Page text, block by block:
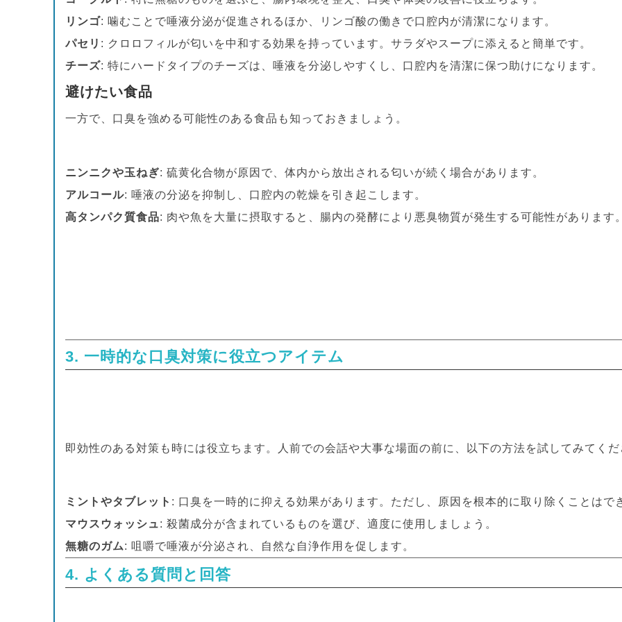
リンゴ: 噛むことで唾液分泌が促進されるほか、リンゴ酸の働きで口腔内が清潔になります。
パセリ : クロロフィルが匂いを中和する効果を持っています。サラダやスープに添えると簡単です。
チーズ: 特にハードタイプのチーズは、唾液を分泌しやすくし、口腔内を清潔に保つ助けになります。
避けたい食品
一方で、口臭を強める可能性のある食品も知っておきましょう。
ニンニクや玉ねぎ: 硫黄化合物が原因で、体内から放出される匂いが続く場合があります。
アルコール: 唾液の分泌を抑制し、口腔内の乾燥を引き起こします。
高タンパク質食品: 肉や魚を大量に摂取すると、腸内の発酵により悪臭物質が発生する可能性があります
3. 一時的な口臭対策に役立つアイテム
即効性のある対策も時には役立ちます。人前での会話や大事な場面の前に、以下の方法を試してみてく
ミントやタブレット : 口臭を一時的に抑える効果があります。ただし、原因を根本的に取り除くことはで
マウスウォッシュ: 殺菌成分が含まれているものを選び、適度に使用しましょう。
無糖のガム: 咀嚼で唾液が分泌され、自然な自浄作用を促します。
4. よくある質問と回答